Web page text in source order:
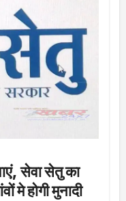
सेवा सेतु का
मे होगी मुनादी